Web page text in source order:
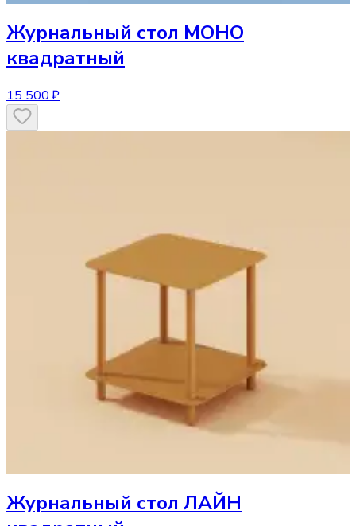
Журнальный стол МОНО
квадратный
15 500 ₽
Журнальный стол ЛАЙН